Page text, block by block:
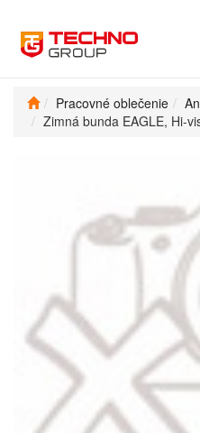
Pracovné oblečenie
Zimná bunda EAGLE, Hi-